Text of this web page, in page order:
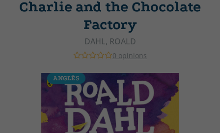
Charlie and the Chocolate
Factory
DAHL, ROALD
0 opinions
ANGLÈS